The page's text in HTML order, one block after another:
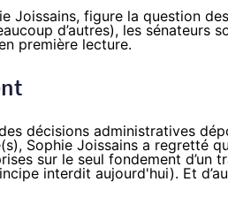
Joissains, figure la question
d’autres), les sénateurs
première lecture.
décisions administratives
Sophie Joissains a regretté
sur le seul fondement d’un
interdit aujourd'hui). Et